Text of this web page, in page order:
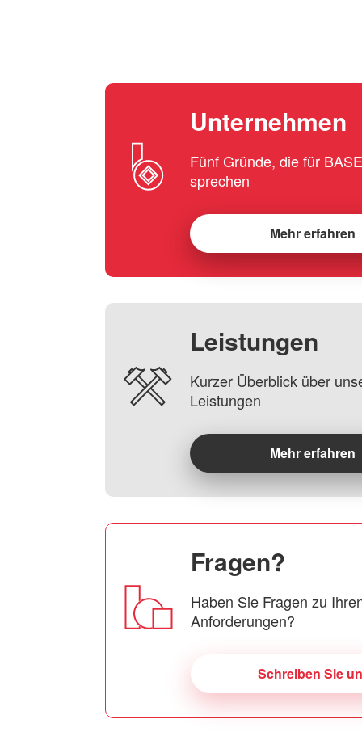
Unternehmen
Fünf Gründe, die für
sprechen
Mehr erfahren
Leistungen
Kurzer Überblick über
Leistungen
Mehr erfahren
Fragen?
Haben Sie Fragen zu
Anforderungen?
Schreiben Sie